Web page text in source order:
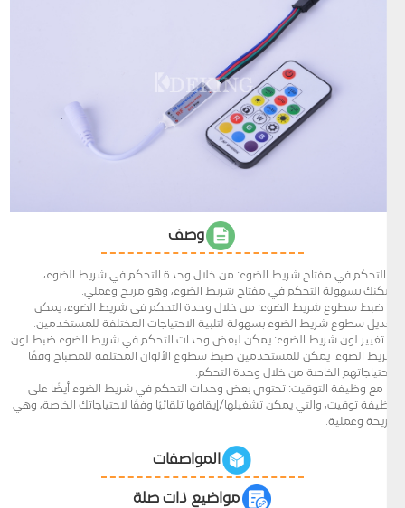
وصف
1. التحكم في مفتاح شريط الضوء: من خلال وحدة التحكم في شريط الضوء،
يمكنك بسهولة التحكم في مفتاح شريط الضوء، وهو مريح وعملي.
2. ضبط سطوع شريط الضوء: من خلال وحدة التحكم في شريط الضوء، يمكن
تعديل سطوع شريط الضوء بسهولة لتلبية الاحتياجات المختلفة للمستخدمين.
3. تغيير لون شريط الضوء: يمكن لبعض وحدات التحكم في شريط الضوء ضبط لون
شريط الضوء. يمكن للمستخدمين ضبط سطوع الألوان المختلفة للمصباح وفقًا
لاحتياجاتهم الخاصة من خلال وحدة التحكم.
4. مع وظيفة التوقيت: تحتوي بعض وحدات التحكم في شريط الضوء أيضًا على
وظيفة توقيت، والتي يمكن تشغيلها/إيقافها تلقائيًا وفقًا لاحتياجاتك الخاصة، وهي
مريحة وعملية.
المواصفات
مواضيع ذات صلة